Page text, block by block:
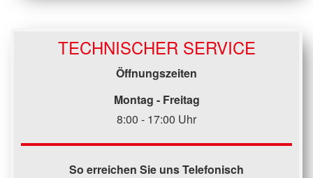
TECHNISCHER SERVICE
Öffnungszeiten
Montag - Freitag
8:00 - 17:00 Uhr
So erreichen Sie uns Telefonisch